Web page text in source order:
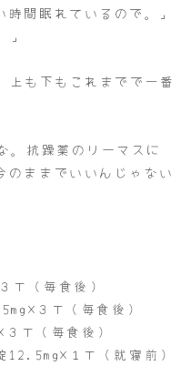
間眠れているので。」
も下もこれまでで一番
。抗躁薬のリーマスに
のままでいいんじゃない
Ｔ（毎食後）
３Ｔ（毎食後）
Ｔ（毎食後）
12.5mg×１Ｔ（就寝前）